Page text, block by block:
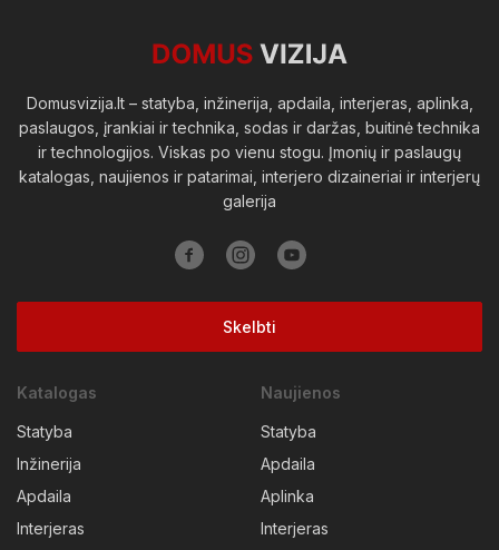
Domusvizija.lt – statyba, inžinerija, apdaila, interjeras, aplinka,
paslaugos, įrankiai ir technika, sodas ir daržas, buitinė technika
ir technologijos. Viskas po vienu stogu. Įmonių ir paslaugų
katalogas, naujienos ir patarimai, interjero dizaineriai ir interjerų
galerija
Skelbti
Katalogas
Statyba
Inžinerija
Apdaila
Interjeras
Naujienos
Statyba
Apdaila
Aplinka
Interjeras